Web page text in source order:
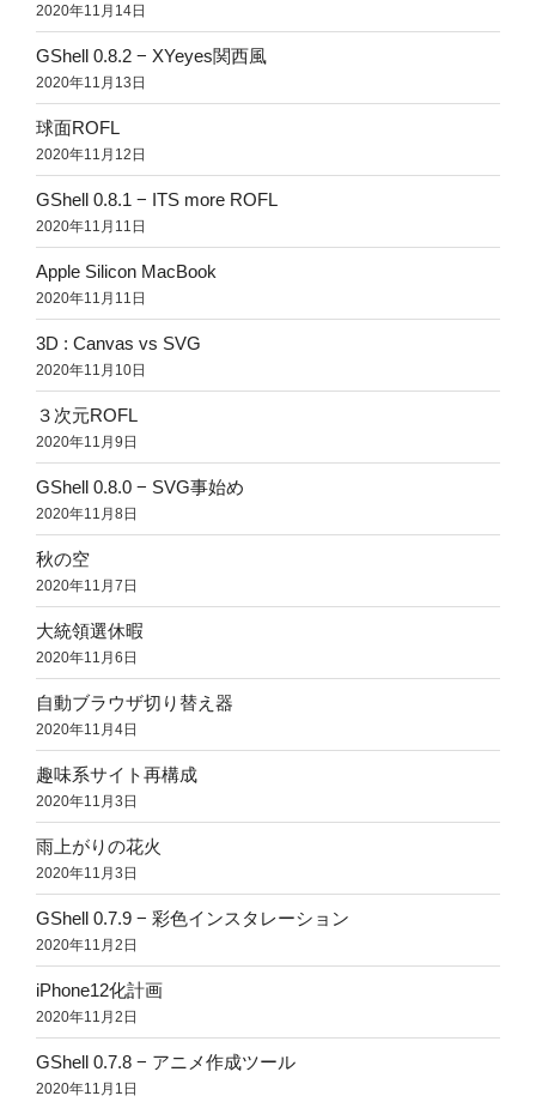
2020年11月14日
GShell 0.8.2 − XYeyes関西風
2020年11月13日
球面ROFL
2020年11月12日
GShell 0.8.1 − ITS more ROFL
2020年11月11日
Apple Silicon MacBook
2020年11月11日
3D : Canvas vs SVG
2020年11月10日
３次元ROFL
2020年11月9日
GShell 0.8.0 − SVG事始め
2020年11月8日
秋の空
2020年11月7日
大統領選休暇
2020年11月6日
自動ブラウザ切り替え器
2020年11月4日
趣味系サイト再構成
2020年11月3日
雨上がりの花火
2020年11月3日
GShell 0.7.9 − 彩色インスタレーション
2020年11月2日
iPhone12化計画
2020年11月2日
GShell 0.7.8 − アニメ作成ツール
2020年11月1日